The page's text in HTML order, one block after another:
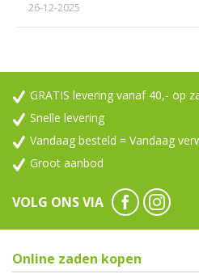
26-12-2025
GRATIS levering vanaf 40,- op
Snelle levering
Vandaag besteld = Vandaag
Groot aanbod
VOLG ONS VIA
Online zaden kopen